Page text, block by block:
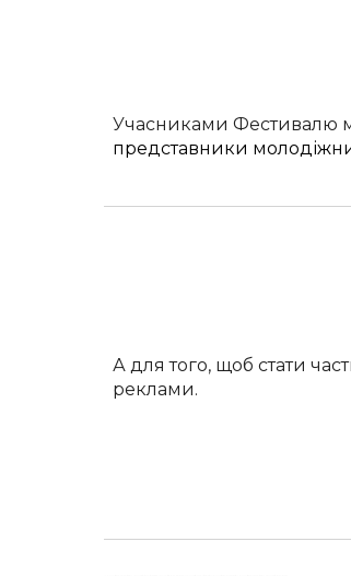
Учасниками Фестивалю
представники
А для того, щоб стати
реклами.